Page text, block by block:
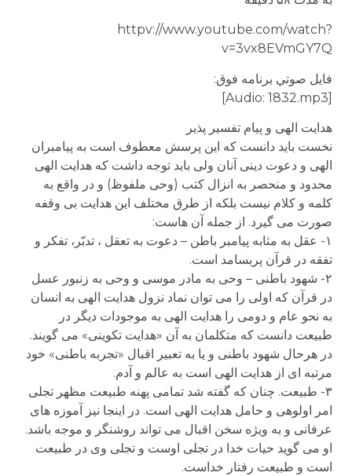
httpv://www.youtube.com/watch?
v=3vx8EVmGY7Q
فايل صوتي برنامه فوق:
[Audio: 1832.mp3]
هدايت الهى و پیام تفسير پذیر
نخست باید دانست که این پرسش معطوف است به پیامبران
الهی و دعوت دینی آنان ولی باید توجه داشت که هدایت الهی
محدود و منحصر به انزال کتب (وحی ملفوظ) و در واقع به
کلمه و کلام نیست بلکه از طرق مختلف این هدایت بی وقفه
صورت می گیرد. از جمله آن هاست:
۱- عقل به مثابه پیامبر باطن – دعوت به تعقل ، تدبّر، تفکر و
تفقه در قرآن پربسامد است.
۲- شهود باطنی – وحی به مادر موسی و وحی به زنبور عسل
در قرآن که اولی را می توان نماد نزول هدایت الهی به انسان
به نحو عام و دومی را هدایت الهی به موجودات دیگر در
طبیعت دانست که متکلمان به آن «هدایت تکوینی» می گویند.
در هرحال شهود باطنی و یا به تعبیر اقبال «تجربه باطنی» خود
مرتبه ای از هدایت الهی است به عالم و آدم.
۳- طبیعت. چنان که گفته شد تمامی پهنه طبیعت مظهر تجلی
امر اولوهی و حامل هدایت الهی است. در اینجا نیز آموزه های
عرفانی و به ویژه سخن اقبال می تواند روشنگر و موجه باشد.
او می گوید حیات خدا در تجلی اوست و تجلی وی در طبیعت
است و طبیعت رفتار خداست.